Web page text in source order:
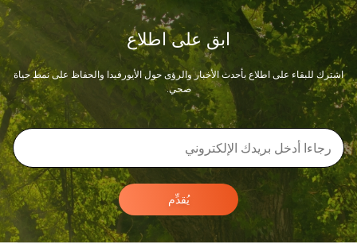
ابق على اطلاع
اشترك للبقاء على اطلاع بأحدث الأخبار والرؤى حول الأيورفيدا والحفاظ على نمط حياة
صحي.
يُقدِّم